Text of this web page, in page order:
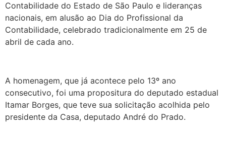
Contabilidade do Estado de São Paulo e lideranças
nacionais, em alusão ao Dia do Profissional da
Contabilidade, celebrado tradicionalmente em 25 de
abril de cada ano.
A homenagem, que já acontece pelo 13º ano
consecutivo, foi uma propositura do deputado estadual
Itamar Borges, que teve sua solicitação acolhida pelo
presidente da Casa, deputado André do Prado.